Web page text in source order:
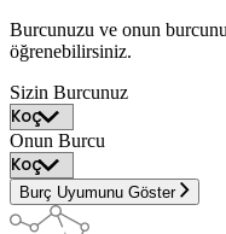
Burcunuzu ve onun
öğrenebilirsiniz.
Sizin Burcunuz
Onun Burcu
Burç Uyumunu Göster